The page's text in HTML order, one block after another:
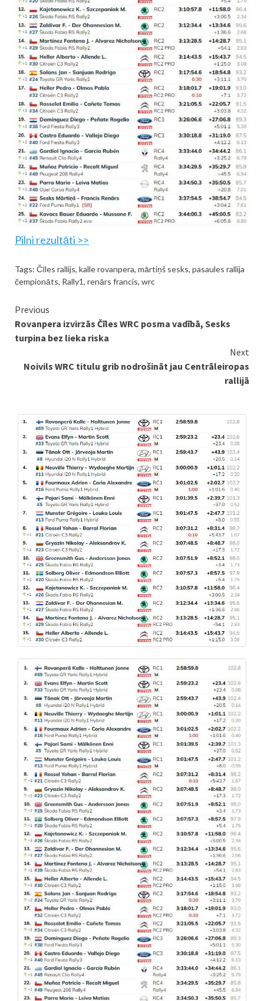
Pilni rezultāti >>
Tags: Čīles rallijs, kalle rovanpera, mārtiņš sesks, pasaules rallija
čempionāts, Rally1, renārs francis, wrc
Continue
Reading
Previous
Rovanpera izvirzās Čīles WRC posma vadībā, Sesks
turpina bez lieka riska
Next
Noivils WRC titulu grib nodrošināt jau Centrāleiropas
rallijā